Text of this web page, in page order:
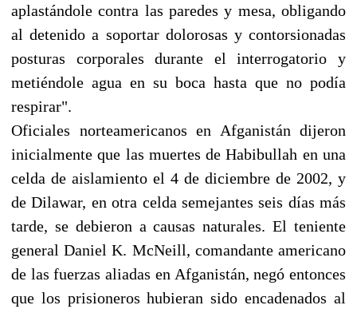
aplastándole contra las paredes y mesa, obligando
al detenido a soportar dolorosas y contorsionadas
posturas corporales durante el interrogatorio y
metiéndole agua en su boca hasta que no podía
respirar".
Oficiales norteamericanos en Afganistán dijeron
inicialmente que las muertes de Habibullah en una
celda de aislamiento el 4 de diciembre de 2002, y
de Dilawar, en otra celda semejantes seis días más
tarde, se debieron a causas naturales. El teniente
general Daniel K. McNeill, comandante americano
de las fuerzas aliadas en Afganistán, negó entonces
que los prisioneros hubieran sido encadenados al